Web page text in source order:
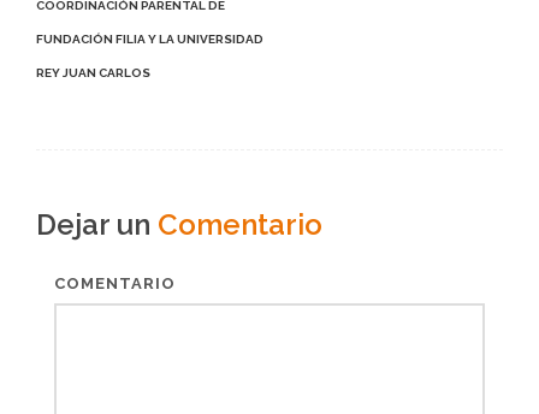
COORDINACIÓN PARENTAL DE
FUNDACIÓN FILIA Y LA UNIVERSIDAD
REY JUAN CARLOS
Dejar un Comentario
COMENTARIO